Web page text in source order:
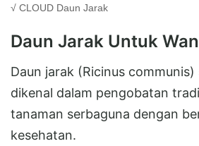
√ CLOUD Daun Jarak
Daun Jarak Untuk
Daun jarak (Ricinus communis)
dikenal dalam pengobatan
tanaman serbaguna dengan
kesehatan.